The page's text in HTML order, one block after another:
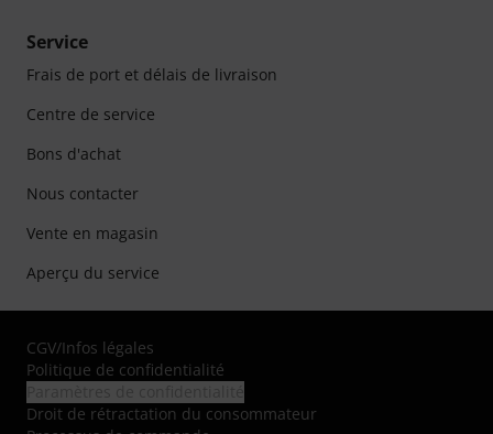
Service
Frais de port et délais de livraison
Centre de service
Bons d'achat
Nous contacter
Vente en magasin
Aperçu du service
CGV/Infos légales
Politique de confidentialité
Droit de rétractation du consommateur